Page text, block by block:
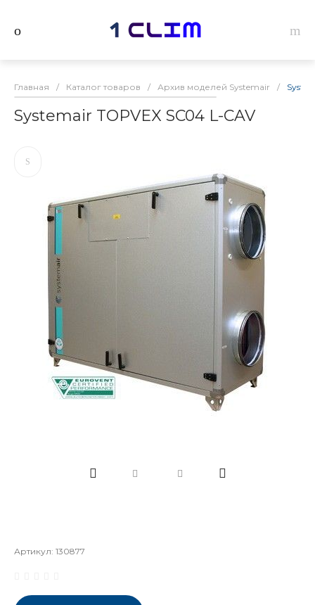
Главная / Каталог товаров / Архив моделей Systemair /
Systemair TOPVEX SC04 L-CAV
Артикул: 130877